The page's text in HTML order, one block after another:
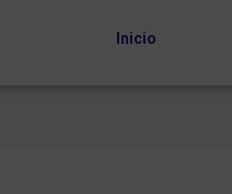
Inicio